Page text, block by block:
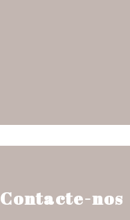
Contacte-nos